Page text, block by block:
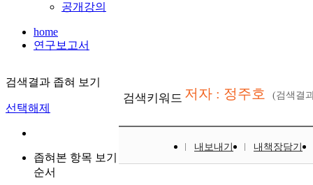
공개강의
home
연구보고서
검색결과 좁혀 보기
선택해제
좁혀본 항목 보기
순서
검색키워드 저자 : 정주호 (검색결
내보내기 내책장담기